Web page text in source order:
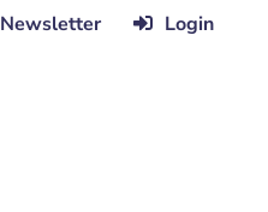
Newsletter Login